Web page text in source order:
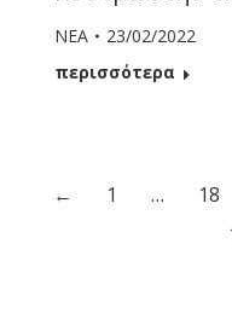
ΝΕΑ
23/02/2022
περισσότερα
← 1 … 18